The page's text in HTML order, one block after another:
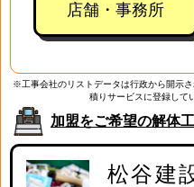
店舗・事務所
※工事会社のリストデータは行政から開示
積りサービスに登録して
加盟をご希望の解体
松谷建